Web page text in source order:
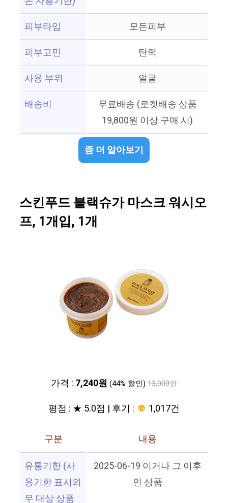
피부타입
모든피부
피부고민
탄력
사용 부위
얼굴
배송비
무료배송 (로켓배송 상품
19,800원 이상 구매 시)
좀 더 알아보기
스킨푸드 블랙슈가 마스크 워시오
프, 1개입, 1개
가격 : 7,240원 (44% 할인) 13,000원
평점 : ★ 5.0점 | 후기 : 1,017건
구분
내용
유통기한 (사
용기한 표시의
무 대상 상품
2025-06-19 이거나 그 이후
인 상품